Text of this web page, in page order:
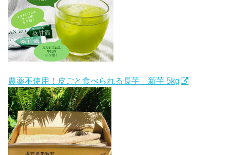
農薬不使用！皮ごと食べられる長芋 新芋 5kg